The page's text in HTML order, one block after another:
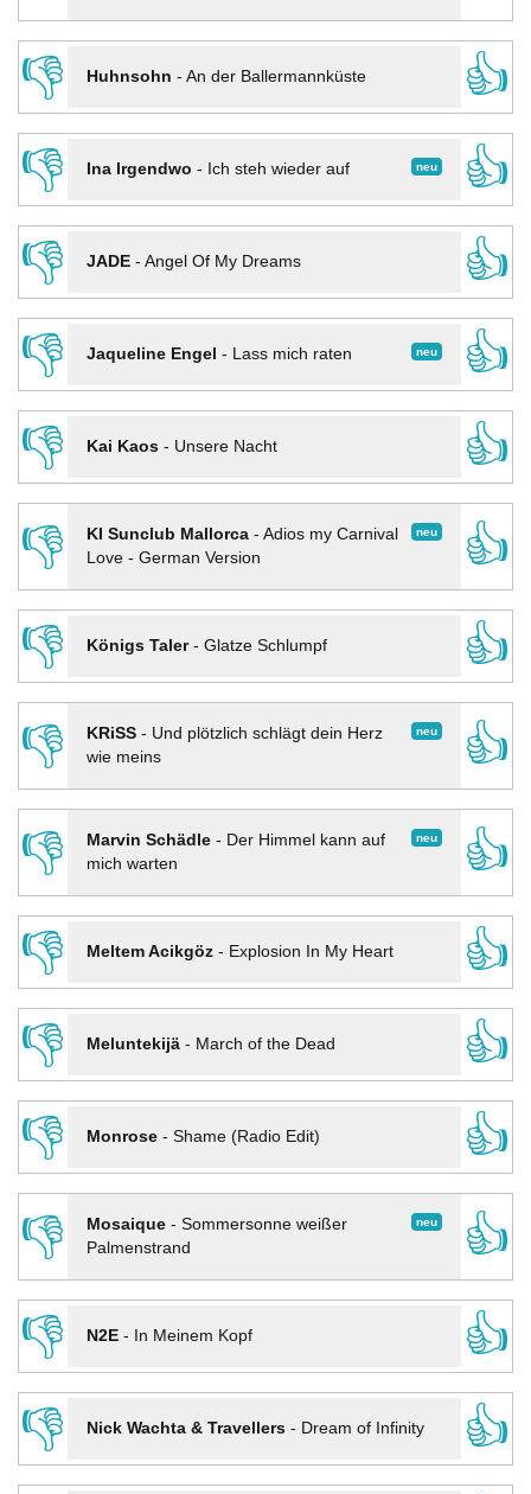
👎
Huhnsohn - An der Ballermannküste
👍
👎
neu
Ina Irgendwo - Ich steh wieder auf
👍
👎
JADE- Angel Of My Dreams
👍
👎
neu
Jaqueline Engel - Lass mich raten
👍
👎
Kai Kaos- Unsere Nacht
👍
👎
neu
KI Sunclub Mallorca- Adios my Carnival
Love - German Version
👍
👎
Königs Taler- Glatze Schlumpf
👍
👎
neu
KRiSS- Und plötzlich schlägt dein Herz
wie meins
👍
👎 neu
Marvin Schädle- Der Himmel kann auf
mich warten
👍
👎
Meltem Acikgöz- Explosion In My Heart
👍
👎
Meluntekijä- March of the Dead
👍
👎
Monrose- Shame (Radio Edit)
👍
👎
neu
Mosaique- Sommersonne weißer
Palmenstrand
👍
👎
N2E- In Meinem Kopf
👍
👎
Nick Wachta & Travellers- Dream of Infinity
👍